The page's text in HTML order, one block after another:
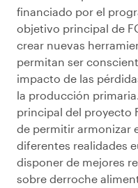
financiado por el
objetivo principal de
crear nuevas
permitan ser
impacto de las
la producción
principal del proyecto
de permitir armonizar
diferentes realidades
disponer de mejores
sobre derroche